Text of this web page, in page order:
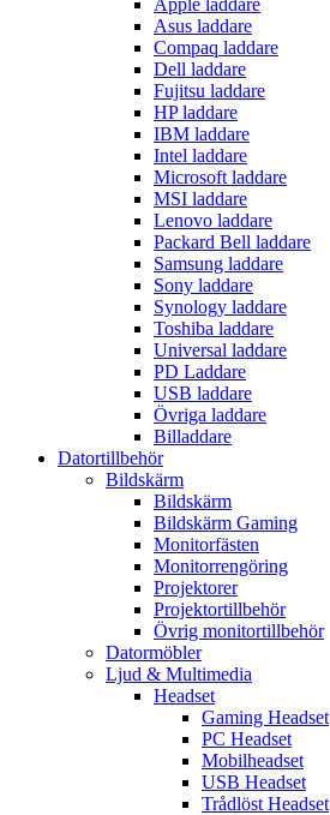
Apple laddare
Asus laddare
Compaq laddare
Dell laddare
Fujitsu laddare
HP laddare
IBM laddare
Intel laddare
Microsoft laddare
MSI laddare
Lenovo laddare
Packard Bell laddare
Samsung laddare
Sony laddare
Synology laddare
Toshiba laddare
Universal laddare
PD Laddare
USB laddare
Övriga laddare
Billaddare
Datortillbehör
Bildskärm
Bildskärm
Bildskärm Gaming
Monitorfästen
Monitorrengöring
Projektorer
Projektortillbehör
Övrig monitortillbehör
Datormöbler
Ljud & Multimedia
Headset
Gaming Headset
PC Headset
Mobilheadset
USB Headset
Trådlöst Headset